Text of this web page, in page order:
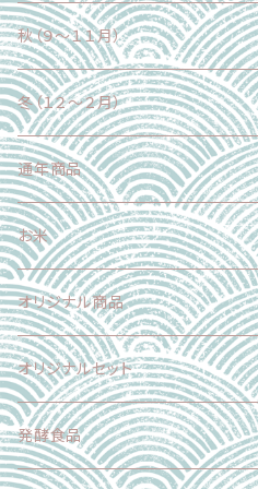
果物
魚介類
加工食品
野菜
果物
魚介類
加工食品
秋（９～１１月）
野菜
果物
魚介類
加工食品
スイーツ
冬（１２～２月）
野菜
果物
魚介類
加工食品
スイーツ
通年商品
野菜
果物
魚介類
肉
お米
オリジナル商品
オリジナルセット
発酵食品